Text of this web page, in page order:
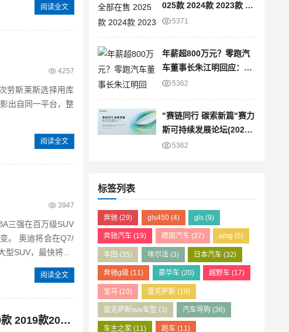
025款 2024款 2023款 20
22款 2021款 2020款平行
惠 目前80万元起售
5371
年薪超800万元？零跑汽
车董事长朱江明回应：仅
为8万元
5362
"赛链同行 碳索新篇"赛力
斯可持续发展论坛(2025)
暨绿色产业链战略发布会
5362
标签列表
奔驰 (29) gls450(4) gls (9)
奔驰汽车 (19) 德国汽车(37) amg (5)
丰田 (35) 埃尔法(3) 日本汽车 (32)
奔驰g级 (11) 豪华车(20) 越野车 (17)
宝马 (10) 雷克萨斯(19)
雷克萨斯suv车型 (3) 汽车导购 (36)
车主之家 (11) 跑车(11)
阅读全文
4257
劳斯莱斯选择用库
出自同一平台，整
阅读全文
3947
三强在百万级SUV
Q7/
SUV，最快将...
阅读全文
雷克萨斯LX中东版 全部在售 2024款 2023款 2022款 2021款 2020款 2019款2024款雷克萨斯LX570国六钜惠跌破170万起 售全国